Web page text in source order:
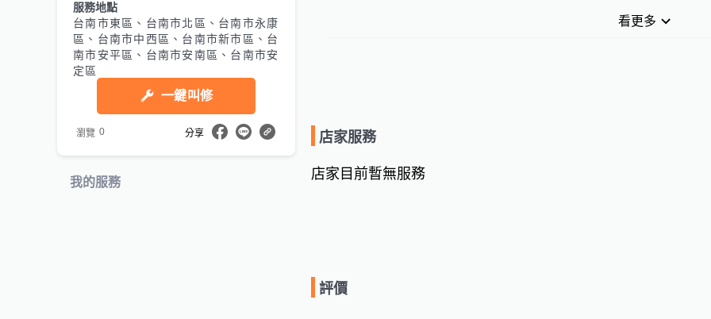
服務地點
台南市東區、台南市北區、台南市永康
區、台南市中西區、台南市新市區、台
南市安平區、台南市安南區、台南市安
定區
一鍵叫修
瀏覽 0 分享
我的服務
安心
環境舒適
看更多
店家服務
店家目前暫無服務
評價